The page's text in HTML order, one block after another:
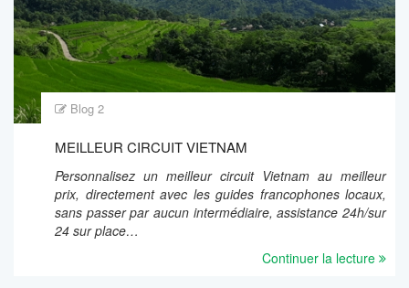
Blog 2
MEILLEUR CIRCUIT VIETNAM
Personnalisez un meilleur circuit Vietnam au meilleur
prix, directement avec les guides francophones locaux,
sans passer par aucun intermédiaire, assistance 24h/sur
24 sur place…
Continuer la lecture